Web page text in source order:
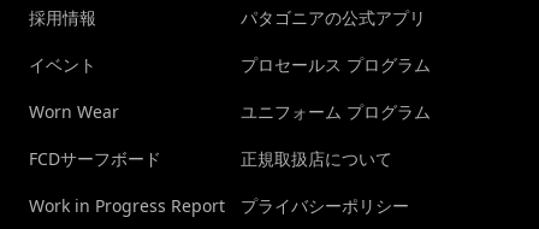
採用情報
イベント
Worn Wear
FCDサーフボード
Work in Progress Report
パタゴニアの公式アプリ
プロセールス プログラム
ユニフォーム プログラム
正規取扱店について
プライバシーポリシー